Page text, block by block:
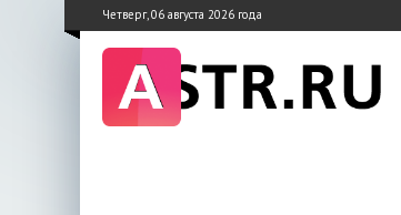
Четверг, 06 августа 2026 года